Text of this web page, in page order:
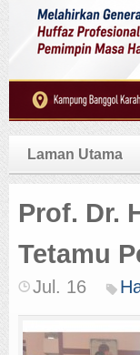
Laman Utama
Prof. Dr.
Tetamu
Jul. 16